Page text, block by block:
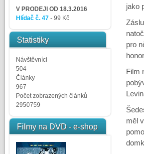
V PRODEJI OD 18.3.2016
Hlídač č. 47- 99 Kč
Statistiky
Návštěvníci
504
Články
967
Počet zobrazených článků
2950759
Filmy na DVD - e-shop
jako
pro
Film
měl